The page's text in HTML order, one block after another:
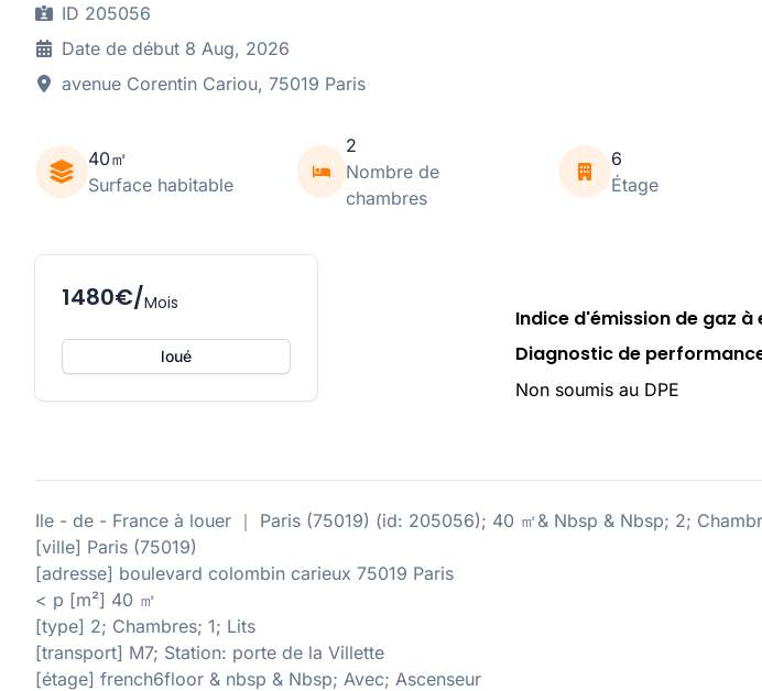
ID 205056
Date de début 8 Aug, 2026
avenue Corentin Cariou, 75019 Paris
40㎡
Surface habitable
2
Nombre de
chambres
6
Étage
1480€/Mois
loué
Indice d'émission de gaz à
Diagnostic de
Non soumis au DPE
Ile - de - France à louer ｜ Paris (75019) (id: 205056); 40 ㎡& Nbsp & Nbsp; 2;
[ville] Paris (75019)
[adresse] boulevard colombin carieux 75019 Paris
< p [m²] 40 ㎡
[type] 2; Chambres; 1; Lits
[transport] M7; Station: porte de la Villette
[étage] french6floor & nbsp & Nbsp; Avec; Ascenseur